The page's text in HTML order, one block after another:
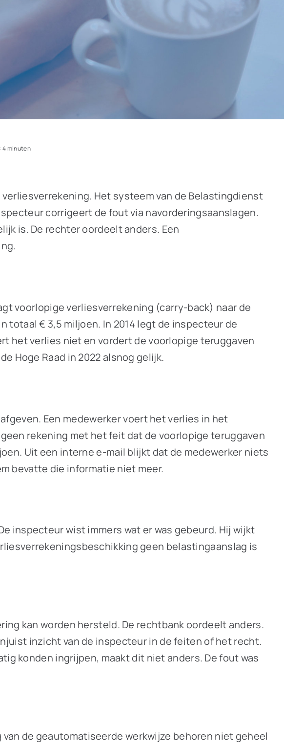
4 minuten
Het systeem van de Belastingdienst
corrigeert de fout via navorderingsaanslagen.
is. De rechter oordeelt anders. Een
voorlopige verliesverrekening (carry-back) naar de
totaal € 3,5 miljoen. In 2014 legt de inspecteur de
het verlies niet en vordert de voorlopige teruggaven
Hoge Raad in 2022 alsnog gelijk.
Een medewerker voert het verlies in het
rekening met het feit dat de voorlopige teruggaven
Uit een interne e-mail blijkt dat de medewerker niets
bevatte die informatie niet meer.
inspecteur wist immers wat er was gebeurd. Hij wijkt
geen belastingaanslag is
kan worden hersteld. De rechtbank oordeelt anders.
inzicht van de inspecteur in de feiten of het recht.
konden ingrijpen, maakt dit niet anders. De fout was
de geautomatiseerde werkwijze behoren niet geheel